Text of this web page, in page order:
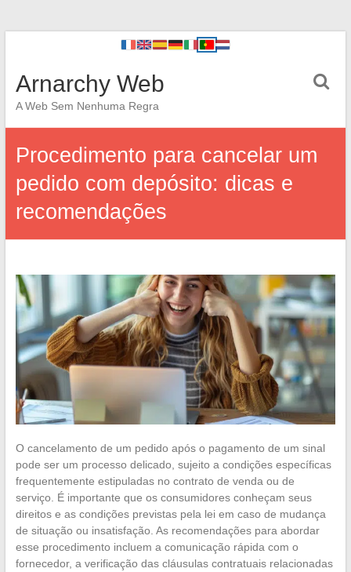
Arnarchy Web
A Web Sem Nenhuma Regra
Procedimento para cancelar um
pedido com depósito: dicas e
recomendações
O cancelamento de um pedido após o pagamento de um sinal
pode ser um processo delicado, sujeito a condições específicas
frequentemente estipuladas no contrato de venda ou de
serviço. É importante que os consumidores conheçam seus
direitos e as condições previstas pela lei em caso de mudança
de situação ou insatisfação. As recomendações para abordar
esse procedimento incluem a comunicação rápida com o
fornecedor, a verificação das cláusulas contratuais relacionadas